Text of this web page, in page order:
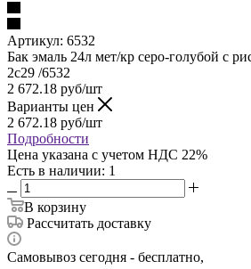
Артикул: 6532
Бак эмаль 24л мет/кр серо-голубой с
2с29 /6532
2 672.18 руб/шт
Варианты цен
2 672.18 руб/шт
Подробности
Цена указана с учетом НДС 22%
Есть в наличии: 1
В корзину
Рассчитать доставку
Самовывоз сегодня - бесплатно,